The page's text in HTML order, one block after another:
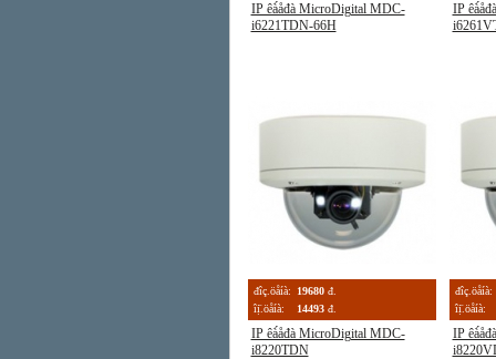
IP êà́åđà MicroDigital MDC-
i6221TDN-66H
IP
đîç.öåíà: 19680 đ.
îị̈.öåíà:
14493 đ.
IP êà́åđà MicroDigital MDC-
i8220TDN
đîç.öåíà:
îị̈.öåíà:
IP